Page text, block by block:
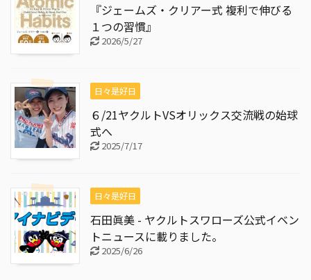
『ジェームズ・クリアー式 複利で伸びる
１つの習慣』
2026/5/27
日々是好日
６/21ヤクルトVSオリックス交流戦の始球
式へ
2025/7/17
日々是好日
石田眞美 - ヤクルトスワローズ公式イベン
トニュースに載りました。
2025/6/26